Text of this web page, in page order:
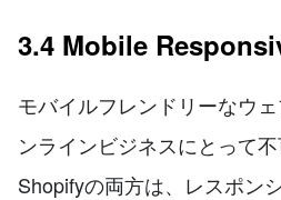
3.4 Mobile
モバイルフレンドリーなウ
ンラインビジネスにとって
Shopifyの両方は、レスポン